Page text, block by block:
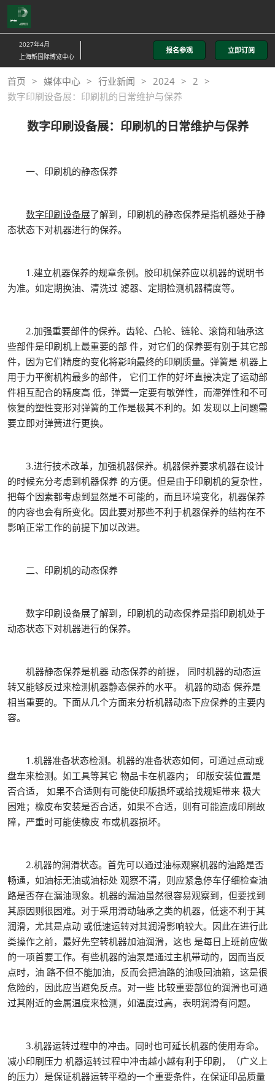
直
接
跳
至
内
容
2027年4月
上海新国际博览中心
报名参观 立即订阅
首页 媒体中心 行业新闻 2024
2
数字印刷设备展：印刷机的日常维护与保养
数字印刷设备展：印刷机的日常维护与保养
一、印刷机的静态保养
数字印刷设备展了解到，印刷机的静态保养是指机器处于静
态状态下对机器进行的保养。
1.建立机器保养的规章条例。胶印机保养应以机器的说明书
为准。如定期换油、清洗过 滤器、定期检测机器精度等。
2.加强重要部件的保养。齿轮、凸轮、链轮、滚筒和轴承这
些部件是印刷机上最重要的部 件，对它们的保养要有别于其它部
件，因为它们精度的变化将影响最终的印刷质量。弹簧是 机器上
用于力平衡机构最多的部件， 它们工作的好坏直接决定了运动部
件相互配合的精度高 低，弹簧一定要有敏弹性，而滞弹性和不可
恢复的塑性变形对弹簧的工作是极其不利的。如 发现以上问题需
要立即对弹簧进行更换。
3.进行技术改革，加强机器保养。机器保养要求机器在设计
的时候充分考虑到机器保养 的方便。但是由于印刷机的复杂性，
把每个因素都考虑到显然是不可能的，而且环境变化，机器保养
的内容也会有所变化。因此要对那些不利于机器保养的结构在不
影响正常工作的前提下加以改进。
二、印刷机的动态保养
数字印刷设备展了解到，印刷机的动态保养是指印刷机处于
动态状态下对机器进行的保养。
机器静态保养是机器 动态保养的前提， 同时机器的动态运
转又能够反过来检测机器静态保养的水平。 机器的动态 保养是
相当重要的。下面从几个方面来分析机器动态下应保养的主要内
容。
1.机器准备状态检测。机器的准备状态如何，可通过点动或
盘车来检测。如工具等其它 物品卡在机器内； 印版安装位置是
否合适， 如果不合适则有可能使印版损坏或给找规矩带来 极大
困难；橡皮布安装是否合适，如果不合适，则有可能造成印刷故
障，严重时可能使橡皮 布或机器损坏。
2.机器的润滑状态。首先可以通过油标观察机器的油路是否
畅通，如油标无油或油标处 观察不清，则应紧急停车仔细检查油
路是否存在漏油现象。机器的漏油虽然很容易观察到，但要找到
其原因则很困难。对于采用滑动轴承之类的机器，低速不利于其
润滑，尤其是点动 或低速运转对其润滑影响较大。因此在进行此
类操作之前，最好先空转机器加油润滑，这也 是每日上班前应做
的一项首要工作。有些机器的油泵是通过主机带动的，因而当反
点时，油 路不但不能加油，反而会把油路的油吸回油箱，这是很
危险的，因此应当避免反点。对一些 比较重要部位的润滑也可通
过其附近的金属温度来检测，如温度过高，表明润滑有问题。
3.机器运转过程中的冲击。同时也可延长机器的使用寿命。
减小印刷压力 机器运转过程中冲击越小越有利于印刷，（广义上
的压力）是保证机器运转平稳的一个重要条件，在保证印品质量